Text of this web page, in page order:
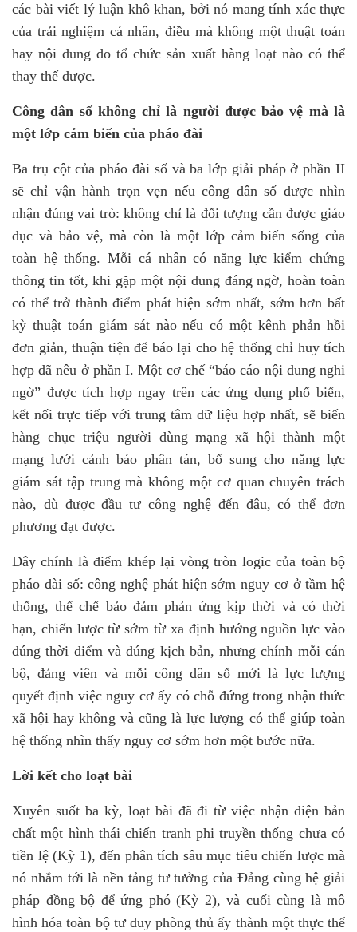
các bài viết lý luận khô khan, bởi nó mang tính xác thực
của trải nghiệm cá nhân, điều mà không một thuật toán
hay nội dung do tổ chức sản xuất hàng loạt nào có thể
thay thế được.
Công dân số không chỉ là người được bảo vệ mà là
một lớp cảm biến của pháo đài
Ba trụ cột của pháo đài số và ba lớp giải pháp ở phần II
sẽ chỉ vận hành trọn vẹn nếu công dân số được nhìn
nhận đúng vai trò: không chỉ là đối tượng cần được giáo
dục và bảo vệ, mà còn là một lớp cảm biến sống của
toàn hệ thống. Mỗi cá nhân có năng lực kiểm chứng
thông tin tốt, khi gặp một nội dung đáng ngờ, hoàn toàn
có thể trở thành điểm phát hiện sớm nhất, sớm hơn bất
kỳ thuật toán giám sát nào nếu có một kênh phản hồi
đơn giản, thuận tiện để báo lại cho hệ thống chỉ huy tích
hợp đã nêu ở phần I. Một cơ chế “báo cáo nội dung nghi
ngờ” được tích hợp ngay trên các ứng dụng phổ biến,
kết nối trực tiếp với trung tâm dữ liệu hợp nhất, sẽ biến
hàng chục triệu người dùng mạng xã hội thành một
mạng lưới cảnh báo phân tán, bổ sung cho năng lực
giám sát tập trung mà không một cơ quan chuyên trách
nào, dù được đầu tư công nghệ đến đâu, có thể đơn
phương đạt được.
Đây chính là điểm khép lại vòng tròn logic của toàn bộ
pháo đài số: công nghệ phát hiện sớm nguy cơ ở tầm hệ
thống, thể chế bảo đảm phản ứng kịp thời và có thời
hạn, chiến lược từ sớm từ xa định hướng nguồn lực vào
đúng thời điểm và đúng kịch bản, nhưng chính mỗi cán
bộ, đảng viên và mỗi công dân số mới là lực lượng
quyết định việc nguy cơ ấy có chỗ đứng trong nhận thức
xã hội hay không và cũng là lực lượng có thể giúp toàn
hệ thống nhìn thấy nguy cơ sớm hơn một bước nữa.
Lời kết cho loạt bài
Xuyên suốt ba kỳ, loạt bài đã đi từ việc nhận diện bản
chất một hình thái chiến tranh phi truyền thống chưa có
tiền lệ (Kỳ 1), đến phân tích sâu mục tiêu chiến lược mà
nó nhắm tớilà nền tảng tư tưởng của Đảng cùng hệ giải
pháp đồng bộ để ứng phó (Kỳ 2), và cuối cùng là mô
hình hóa toàn bộ tư duy phòng thủ ấy thành một thực thể